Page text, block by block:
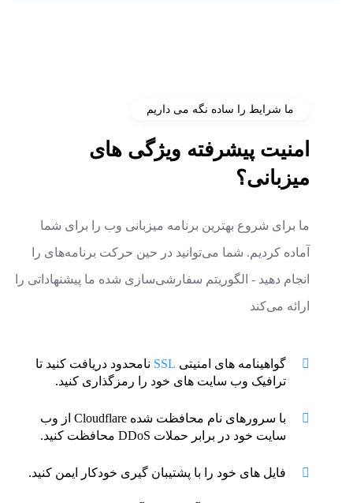
ما شرایط را ساده نگه می داریم
امنیت پیشرفته ویژگی های
میزبانی؟
ما برای شروع بهترین برنامه میزبانی وب را برای شما
آماده کردیم. شما می‌توانید در حین حرکت برنامه‌های را
انجام دهید - الگوریتم سفارشی‌سازی شده ما پیشنهاداتی را
ارائه می‌کند
گواهینامه های امنیتی SSL نامحدود دریافت کنید تا
ترافیک وب سایت های خود را رمزگذاری کنید.
با سرورهای نام محافظت شده Cloudflare از وب
سایت خود در برابر حملات DDoS محافظت کنید.
فایل های خود را با پشتیبان گیری خودکار ایمن کنید.